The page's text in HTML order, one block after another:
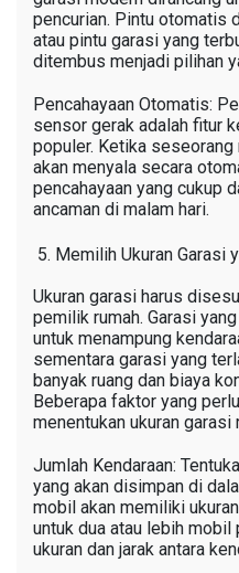
pencurian. Pintu otomatis
atau pintu garasi yang
ditembus menjadi pilihan
Pencahayaan Otomatis:
sensor gerak adalah fitur
populer. Ketika
akan menyala secara
pencahayaan yang cukup
ancaman di malam hari.
Memilih Ukuran Garasi
Ukuran garasi harus
pemilik rumah. Garasi
untuk menampung
sementara garasi yang
banyak ruang dan biaya
Beberapa faktor yang
menentukan ukuran garasi
Jumlah Kendaraan:
yang akan disimpan di
mobil akan memiliki
untuk dua atau lebih
ukuran dan jarak antara